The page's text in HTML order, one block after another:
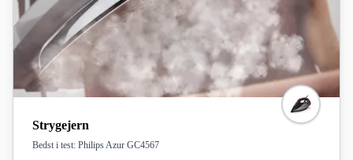
Strygejern
Bedst i test: Philips Azur GC4567